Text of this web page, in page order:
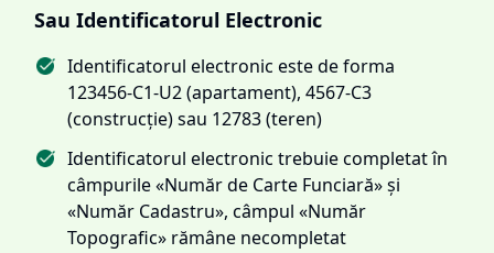
Sau Identificatorul Electronic
Identificatorul electronic este de forma
123456-C1-U2 (apartament), 4567-C3
(construcție) sau 12783 (teren)
Identificatorul electronic trebuie completat în
câmpurile «Număr de Carte Funciară» și
«Număr Cadastru», câmpul «Număr
Topografic» rămâne necompletat